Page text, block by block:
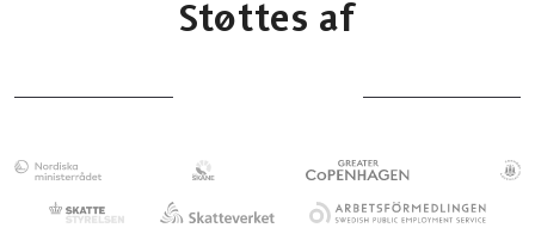
Støttes af